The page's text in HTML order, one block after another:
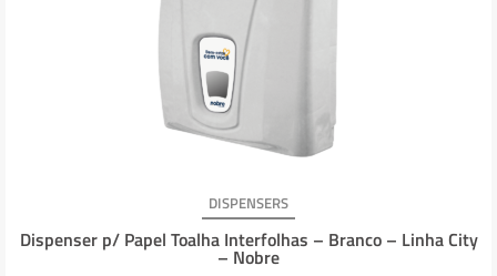
DISPENSERS
Dispenser p/ Papel Toalha Interfolhas – Branco – Linha City
– Nobre